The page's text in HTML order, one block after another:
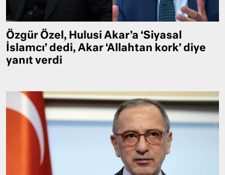
Özgür Özel, Hulusi Akar’a ‘Siyasal
İslamcı’ dedi, Akar ‘Allahtan kork’ diye
yanıt verdi